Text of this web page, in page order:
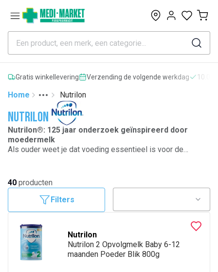
0
Gratis winkellevering Verzending de volgende werkdag
Home
More
Toggle menu
Nutrilon
Nutrilon
Nutrilon®: 125 jaar onderzoek geïnspireerd door
moedermelk
Als ouder weet je dat voeding essentieel is voor de
ondersteunt daarom exclusieve borstvoeding tijdens
minimaal de eerste 6 levensmaandenmaanden. Op basis
van haar onderzoek naar borstvoeding heeft
Nutricia Nutrilon® Profutura® ontwikkeld, onze meest
of in combinatie met borstvoeding, die het hoogste gehalte
aan HMO's (Human Milk Oligosaccharides) binnen
het Nutrilon gamma bevat. Daarnaast
bevat Nutrilon Profutura vitamines C & D die bijdragen aan
40 producten
Filters
Nutrilon
Nutrilon 2 Opvolgmelk Baby 6-12
maanden Poeder Blik 800g